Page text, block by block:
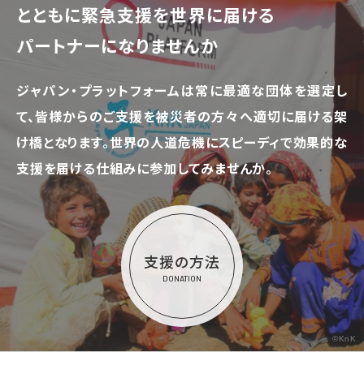
とともに緊急支援を世界に届ける
パートナーになりませんか
ジャパン・プラットフォームは常に最適な団体を選定し
て、皆様からのご支援を被災者の方々へ適切に届ける架
け橋となります。世界の人道危機にスピーディで効果的な
支援を届ける仕組みに参加してみませんか。
支援の方法
DONATION
©KnK